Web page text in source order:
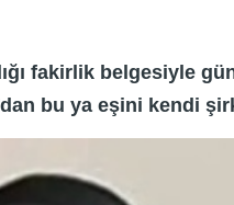
fakirlik belgesiyle
bu ya eşini kendi